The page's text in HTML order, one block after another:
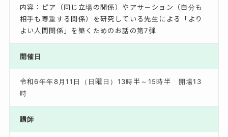
内容：ピア（同じ立場の関係）やアサ－ション（自分も
相手も尊重する関係）を研究している先生による「より
よい人間関係」を築くためのお話の第7弾
開催日
令和6年年8月11日（日曜日）13時半～15時半 開場13
時
講師